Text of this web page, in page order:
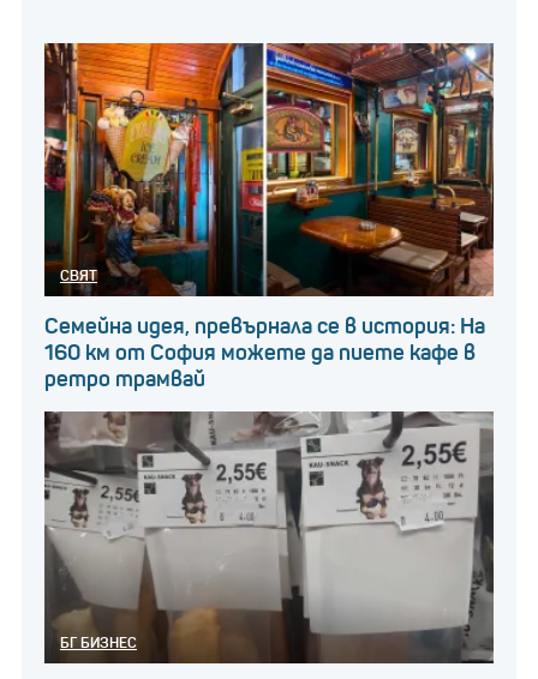
СВЯТ
Семейна идея, превърнала се в история: На
160 км от София можете да пиете кафе в
ретро трамвай
БГ БИЗНЕС